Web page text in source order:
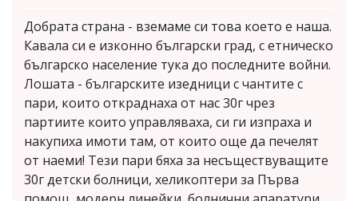
Добрата страна - вземаме си това което е наша.
Кавала си е изконно български град, с етническо
българско население тука до последните войни.
Лошата - българските изедници с чантите с
пари, които откраднаха от нас 30г чрез
партиите които управляваха, си ги изпраха и
накупиха имоти там, от които още да печелят
от наеми! Тези пари бяха за несъществуващите
30г детски болници, хеликоптери за Първа